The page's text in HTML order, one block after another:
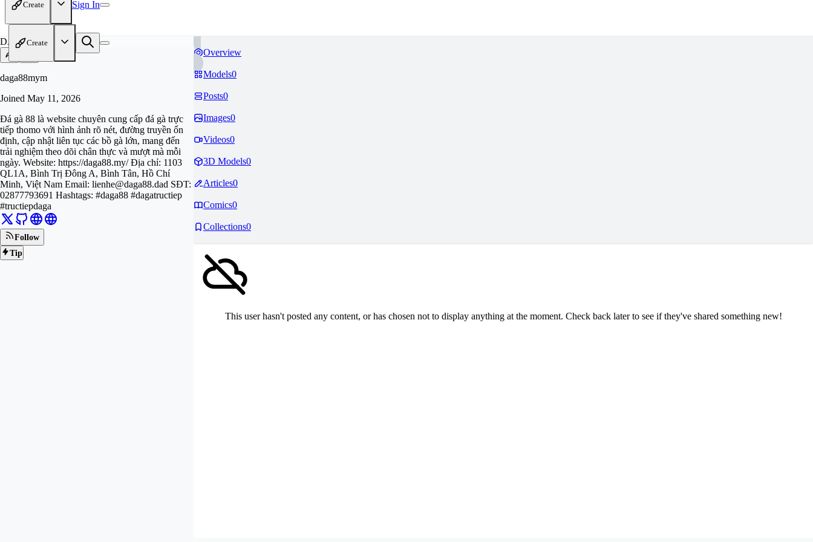
Create Sign In
Create
DA
daga88mym
Joined May 11, 2026
Đá gà 88 là website chuyên cung cấp đá gà trực
tiếp thomo với hình ảnh rõ nét, đường truyền ổn
định, cập nhật liên tục các bồ gà lớn, mang đến
trải nghiệm theo dõi chân thực và mượt mà mỗi
ngày. Website: https://daga88.my/ Địa chỉ: 1103
QL1A, Bình Trị Đông A, Bình Tân, Hồ Chí
Minh, Việt Nam Email: lienhe@daga88.dad SĐT:
02877793691 Hashtags: #daga88 #dagatructiep
#tructiepdaga
Follow
Tip
Overview
Models0
Posts0
Images0
Videos0
3D Models0
Articles0
Comics0
Collections0
This user hasn't posted any content, or has chosen not to display anything at the moment. Check back later to see if they've shared something new!